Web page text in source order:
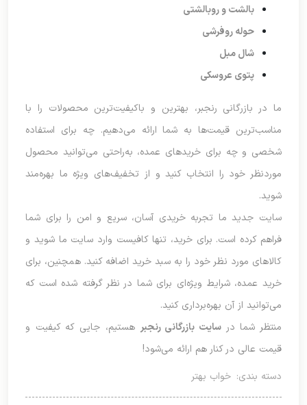
بالشت و روبالشتی
حوله روفرشی
شال مبل
پتوی عروسکی
ما در بازرگانی رنجبر، بهترین و باکیفیت‌ترین محصولات را با
مناسب‌ترین قیمت‌ها به شما ارائه می‌دهیم. چه برای استفاده
شخصی و چه برای خریدهای عمده، به‌راحتی می‌توانید محصول
موردنظر خود را انتخاب کنید و از تخفیف‌های ویژه ما بهره‌مند
شوید.
سایت جدید ما تجربه خریدی آسان، سریع و امن را برای شما
فراهم کرده است. برای خرید، تنها کافیست وارد سایت ما شوید و
کالاهای مورد نظر خود را به سبد خرید اضافه کنید. همچنین، برای
خرید عمده، شرایط ویژه‌ای برای شما در نظر گرفته شده است که
می‌توانید از آن بهره‌برداری کنید.
منتظر شما درسایت بازرگانی رنجبر هستیم، جایی که کیفیت و
قیمت عالی در کنار هم ارائه می‌شود!
دسته بندی: خواب بهتر